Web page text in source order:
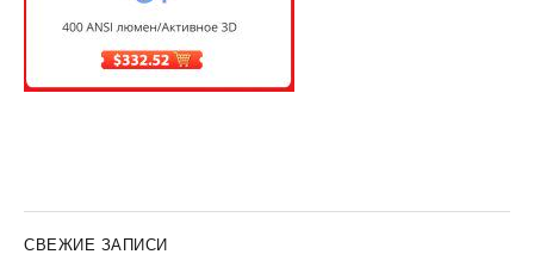
СВЕЖИЕ ЗАПИСИ